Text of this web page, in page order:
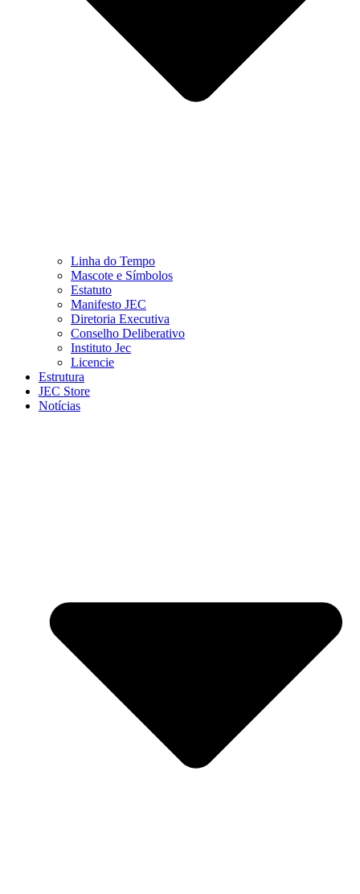
Linha do Tempo
Mascote e Símbolos
Estatuto
Manifesto JEC
Diretoria Executiva
Conselho Deliberativo
Instituto Jec
Licencie
Estrutura
JEC Store
Notícias